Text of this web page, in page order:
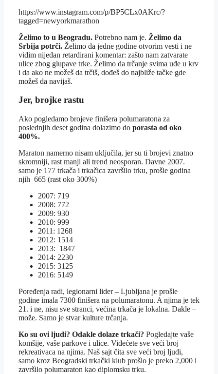
https://www.instagram.com/p/BP5CLx0AKrc/?
tagged=newyorkmarathon
Želimo to u Beogradu. Potrebno nam je. Želimo da
Srbija potrči. Želimo da jedne godine otvorim vesti i ne
vidim nijedan retardirani komentar: zašto nam zatvarate
ulice zbog glupave trke. Želimo da trčanje svima uđe u krv
i da ako ne možeš da trčiš, dođeš do najbliže tačke gde
možeš da navijaš.
Jer, brojke rastu
Ako pogledamo brojeve finišera polumaratona za
poslednjih deset godina dolazimo do porasta od oko
400%.
Maraton namerno nisam uključila, jer su ti brojevi znatno
skromniji, rast manji ali trend neosporan. Davne 2007.
samo je 177 trkača i trkačica završilo trku, prošle godina
njih 665 (rast oko 300%)
2007: 719
2008: 772
2009: 930
2010: 999
2011: 1268
2012: 1514
2013: 1847
2014: 2230
2015: 3125
2016: 5149
Poređenja radi, legionarni lider – Ljubljana je prošle
godine imala 7300 finišera na polumaratonu. A njima je tek
21. i ne, nisu sve stranci, većina trkača je lokalna. Dakle –
može. Samo je stvar kulture trčanja.
Ko su ovi ljudi? Odakle dolaze trkači? Pogledajte vaše
komšije, vaše parkove i ulice. Videćete sve veći broj
rekreativaca na njima. Naš sajt čita sve veći broj ljudi,
samo kroz Beogradski trkački klub prošlo je preko 2,000 i
završilo polumaraton kao diplomsku trku.